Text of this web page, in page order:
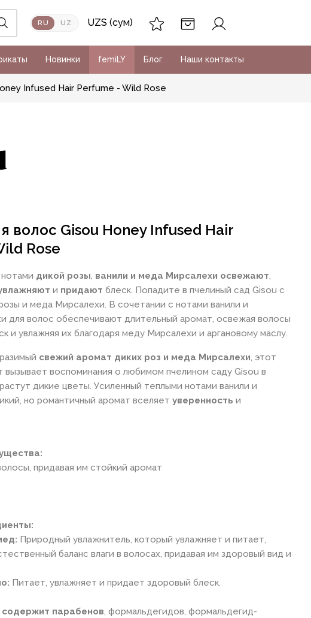
RU UZ UZS (сум)
Новинки femiLY Блог Наши контакты
Infused Hair Perfume - Wild Rose
волос Gisou Honey Infused Hair
Rose
дикой розы, ванили и меда Мирсалехи освежают,
и придают блеск. Попадите в пчелиный сад Gisou с
и меда Мирсалехи. В сочетании с нотами ванили и
для волос обеспечивают длительный аромат, освежая волосы
и увлажняя их благодаря меду Мирсалехи и аргановому маслу.
свежий аромат диких роз и меда Мирсалехи, этот
вызывает воспоминания о любимом пчелином саду Gisou в
дикие цветы. Усиленный теплыми нотами ванили и
но романтичный аромат вселяет уверенность и
придавая им стойкий аромат
Природный увлажнитель, который увлажняет и питает,
баланс влаги в волосах, придавая им здоровый вид и
Питает, увлажняет и придает здоровый блеск.
парабенов, формальдегидов, формальдегид-